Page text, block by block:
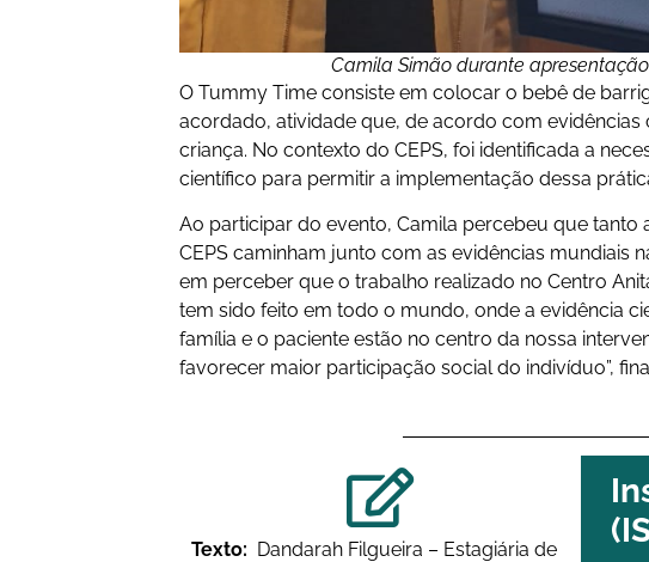
Camila Simão durante
O Tummy Time consiste em colocar o bebê de
acordado, atividade que, de acordo com evidências
criança. No contexto do CEPS, foi identificada a
científico para permitir a implementação dessa
Ao participar do evento, Camila percebeu que tanto
CEPS caminham junto com as evidências mundiais
em perceber que o trabalho realizado no Centro
tem sido feito em todo o mundo, onde a evidência
família e o paciente estão no centro da nossa
favorecer maior participação social do indivíduo”,
Texto: Dandarah Filgueira – Estagiária de